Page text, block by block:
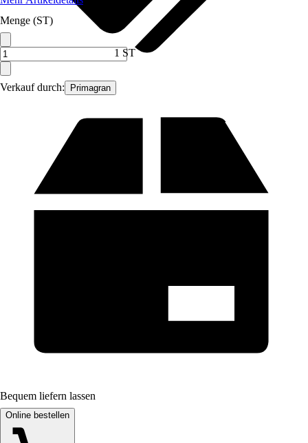
Verkauf durch: Primagran
Menge (ST)
1 ST
Bequem liefern lassen
Online bestellen